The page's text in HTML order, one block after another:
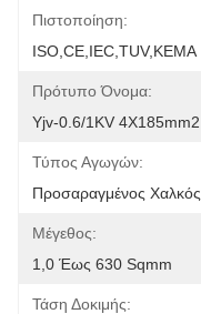
Πιστοποίηση:
ISO,CE,IEC,TUV,KEMA
Πρότυπο Όνομα:
Yjv-0.6/1KV 4X185mm2
Τύπος Αγωγών:
Προσαραγμένος Χαλκός
Μέγεθος:
1,0 Έως 630 Sqmm
Τάση Δοκιμής: